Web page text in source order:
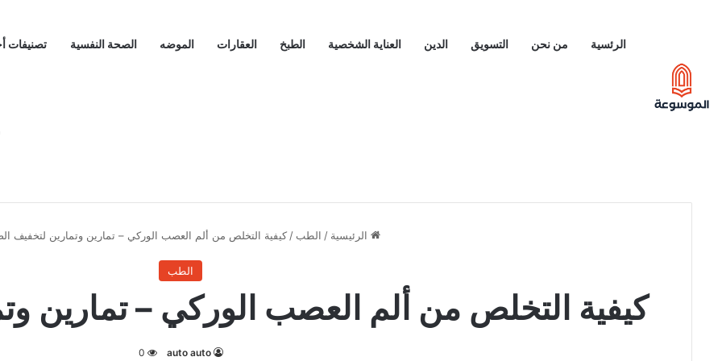
الرئسية من نحن التسويق الدين العناية الشخصية الطبخ العقارات الموضه الصحة النفسية تصنيفات
الرئيسية / الطب / كيفية التخلص من ألم العصب الوركي – تمارين وتمارين لتخفيف
الطب
كيفية التخلص من ألم العصب الوركي – تمارين
auto auto
0